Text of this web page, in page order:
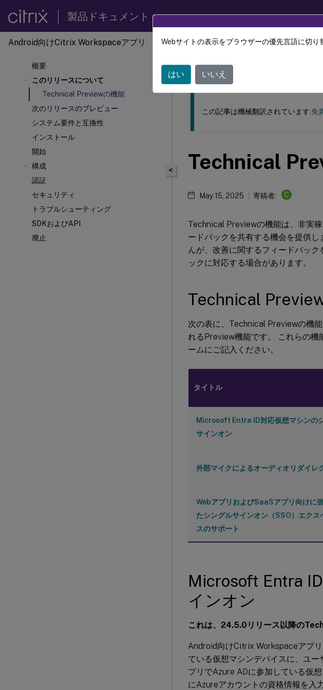
製品ドキュメント
Android向けCitrix Workspaceアプリ
概要
このリリースについて
Technical Previewの機能
次のリリースのプレビュー
システム要件と互換性
インストール
開始
構成
認証
セキュリティ
トラブルシューティング
SDKおよびAPI
廃止
このコンテンツは動的に機械翻訳されています。
Android向けCitrix Workspaceアプリ
<
この記事は機械翻訳されています.免
Technical
May 15, 2025 寄稿者: C
Technical Previewの機能は、非実
ードバックを共有する機会を提供
んが、改善に関するフィードバッ
ックに対応する場合があります。
Technical
次の表に、Technical Previewの機
れるPreview機能です。 これらの機
ームにご記入ください。
タイトル
Microsoft Entra ID対応仮想マシンの
サインオン
外部マイクによるオーディオリダイレ
WebアプリおよびSaaSアプリ向けに
たシングルサインオン（SSO）エクス
スのサポート
Microsoft Entra
インオン
これは、24.5.0リリース以降の
Android向けCitrix Workspaceアプ
ている仮想マシンデバイスに、ユ
プリでAzure ADに参加している仮
にAzureアカウントの資格情報を入
Webサイトの表示をブラウザーの優先言語に切り
はい いいえ